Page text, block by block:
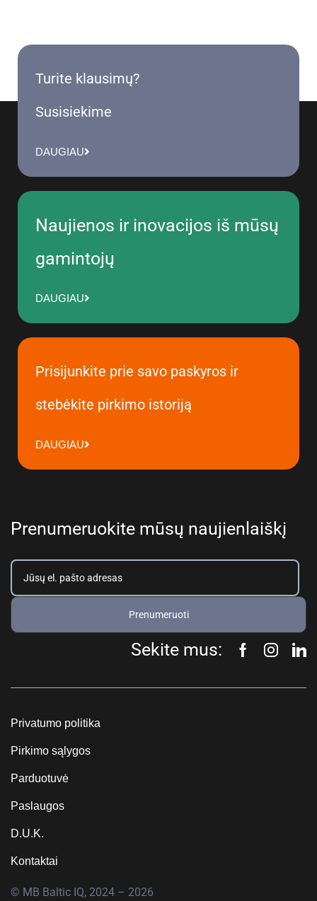
Turite klausimų?
Susisiekime
DAUGIAU
Naujienos ir inovacijos iš mūsų
gamintojų
DAUGIAU
Prisijunkite prie savo paskyros ir
stebėkite pirkimo istoriją
DAUGIAU
Prenumeruokite mūsų naujienlaiškį
Prenumeruoti
Sekite mus:
Privatumo politika
Pirkimo sąlygos
Parduotuvė
Paslaugos
D.U.K.
Kontaktai
© MB Baltic IQ, 2024 – 2026